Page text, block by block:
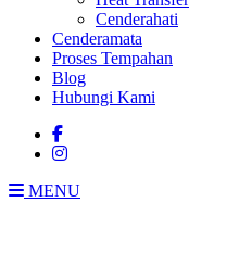
Cenderahati
Cenderamata
Proses Tempahan
Blog
Hubungi Kami
MENU